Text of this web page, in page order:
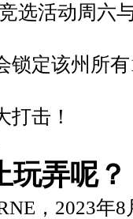
选活动周六
锁定该州所有
打击！
玩弄呢？
， 2023年8